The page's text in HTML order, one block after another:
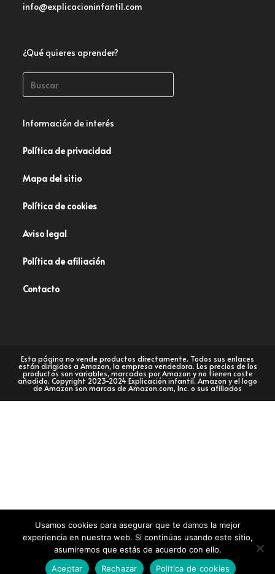
info@explicacioninfantil.com
¿Qué quieres aprender?
Información de interés
Política de privacidad
Mapa del sitio
Política de cookies
Aviso legal
Política de afiliación
Contacto
Esta página no vende productos directamente. Todos sus enlaces
están dirigidos a Amazon, la empresa vendedora. Los precios de los
productos son variables, marcados por Amazon y no tienen coste
añadido. Copyright 2023-2024 Explicación infantil. Amazon y el logo
de Amazon son marcas de Amazon.com, Inc. o sus afiliados
Usamos cookies para asegurar que te damos la mejor
experiencia en nuestra web. Si continúas usando este sitio,
asumiremos que estás de acuerdo con ello.
Aceptar
Rechazar Política de cookies